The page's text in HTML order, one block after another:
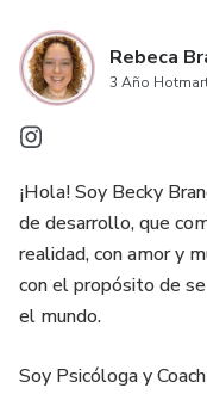
Rebeca
3 Año
¡Hola! Soy Becky
de desarrollo, que
realidad, con amor y
con el propósito de
el mundo.
Soy Psicóloga y